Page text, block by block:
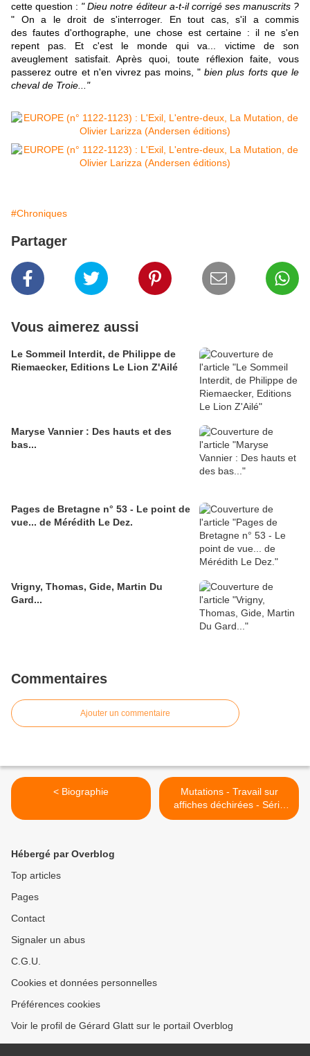
cette question : " Dieu notre éditeur a-t-il corrigé ses manuscrits ?
" On a le droit de s'interroger. En tout cas, s'il a commis
des fautes d'orthographe, une chose est certaine : il ne s'en
repent pas. Et c'est le monde qui va... victime de son
aveuglement satisfait. Après quoi, toute réflexion faite, vous
passerez outre et n'en vivrez pas moins, " bien plus forts que le
cheval de Troie..."
#Chroniques
Partager
Vous aimerez aussi
Le Sommeil Interdit, de Philippe de
Riemaecker, Editions Le Lion Z'Ailé
Maryse Vannier : Des hauts et des
bas...
Pages de Bretagne n° 53 - Le point de
vue... de Mérédith Le Dez.
Vrigny, Thomas, Gide, Martin Du
Gard...
Commentaires
Ajouter un commentaire
< Biographie
Mutations - Travail sur
affiches déchirées - Série
de 21 estampes (1) >
Hébergé par Overblog
Top articles
Pages
Contact
Signaler un abus
C.G.U.
Cookies et données personnelles
Préférences cookies
Voir le profil de Gérard Glatt sur le portail Overblog